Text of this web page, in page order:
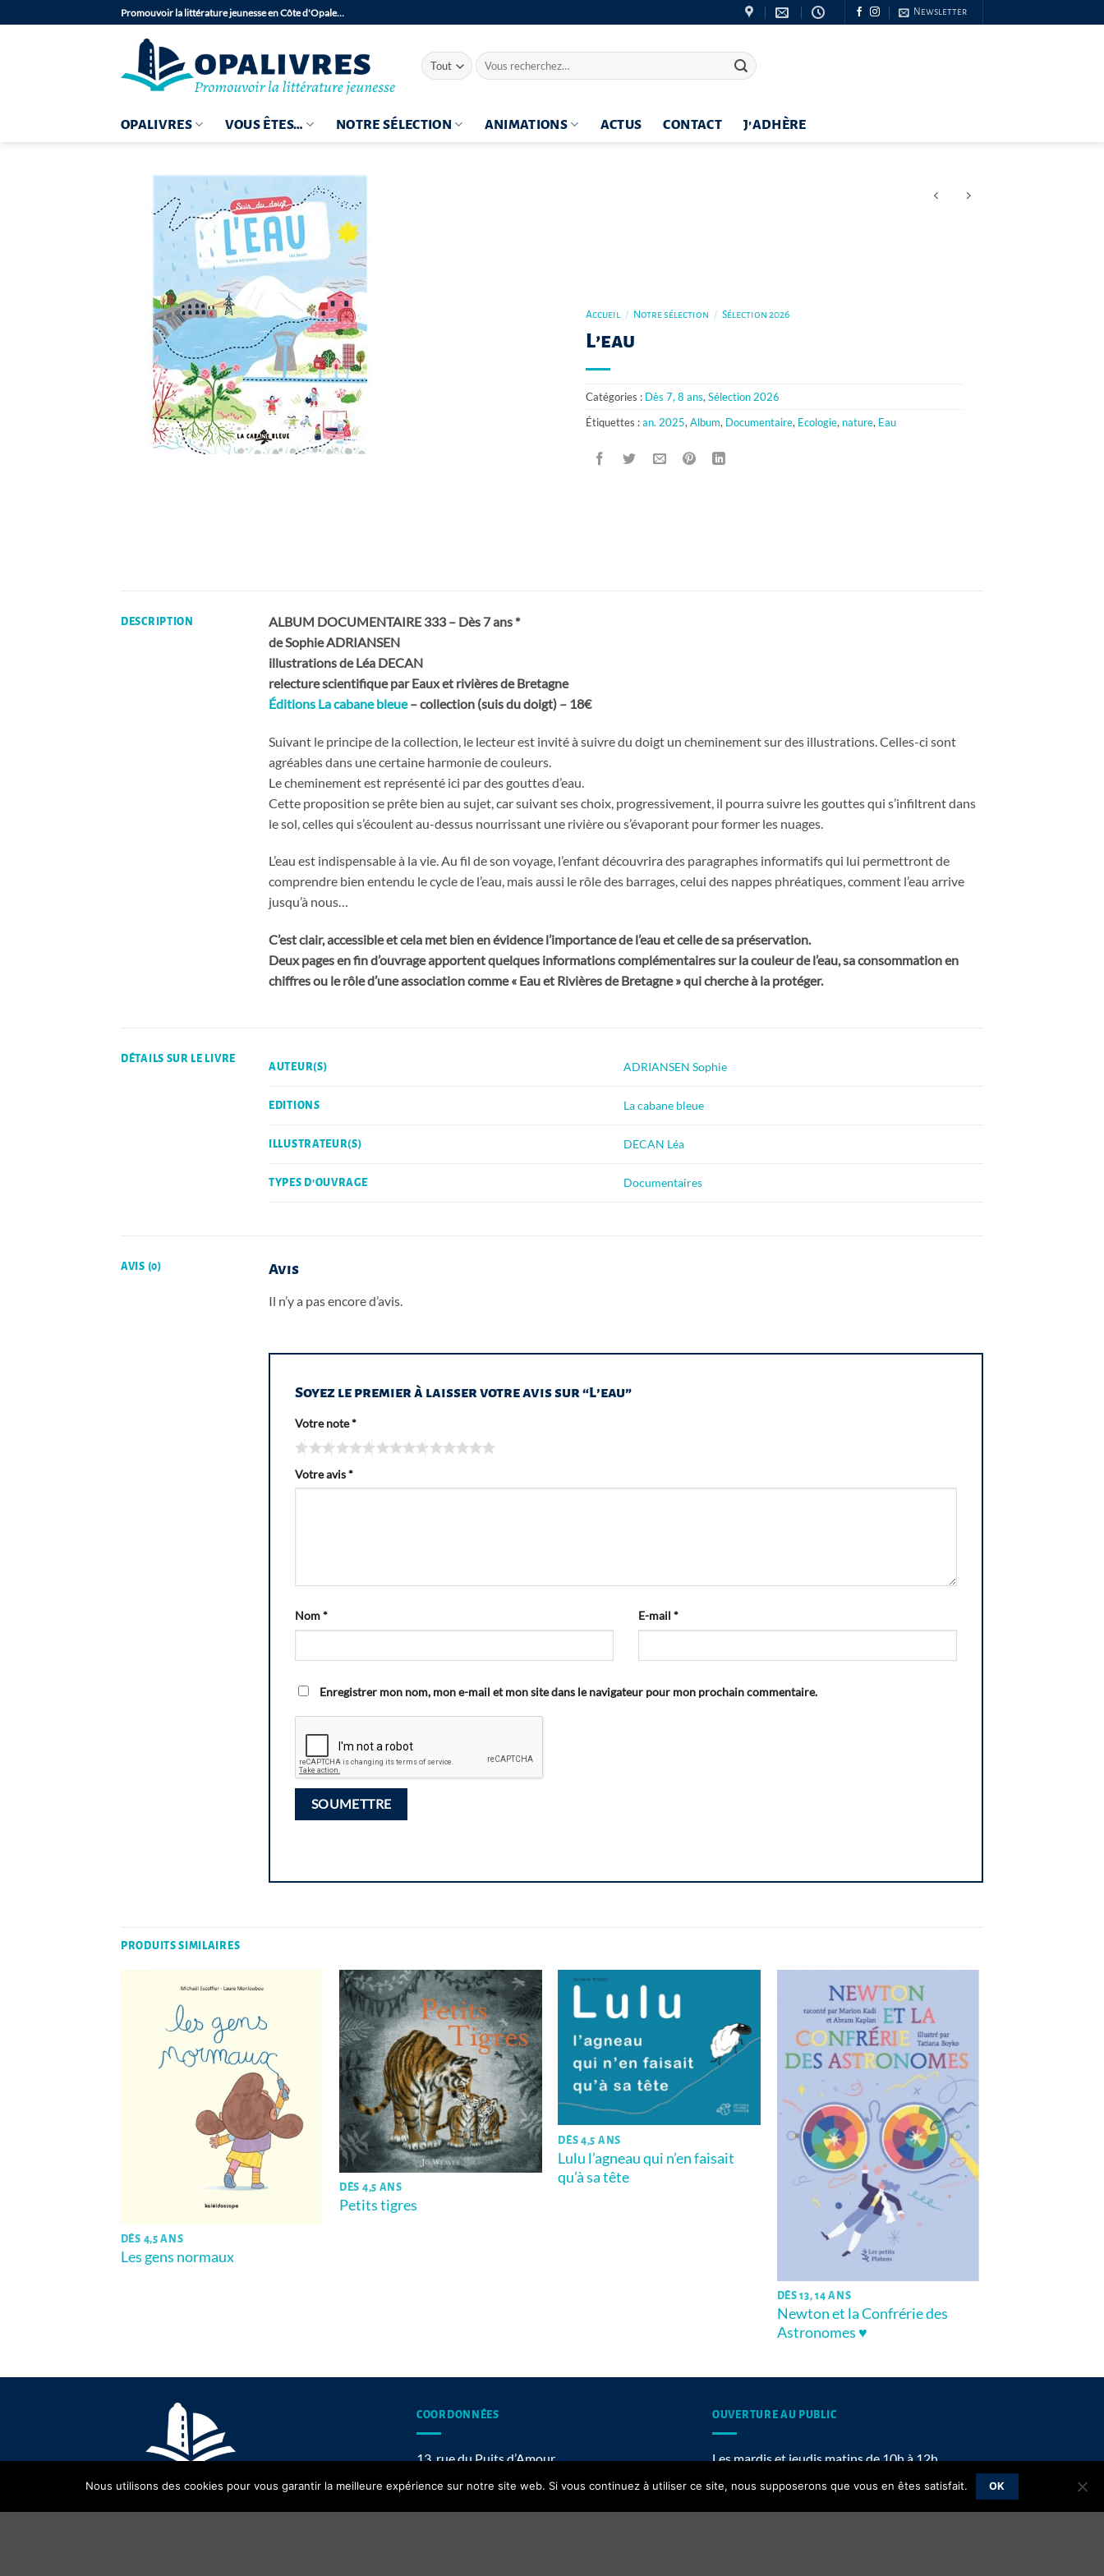
au
Promouvoir la littérature jeunesse en Côte d'Opale… Newsletter
Recherche
pour :
OPALIVRES VOUS ÊTES… NOTRE SÉLECTION ANIMATIONS ACTUS CONTACT J’ADHÈRE
Accueil / Notre sélection / Sélection 2026
L’eau
Catégories : Dès 7, 8 ans, Sélection 2026
Étiquettes :an. 2025, Album, Documentaire, Ecologie, nature, Eau
DESCRIPTION
ALBUM DOCUMENTAIRE 333 – Dès 7 ans *
de Sophie ADRIANSEN
illustrations de Léa DECAN
relecture scientifique par Eaux et rivières de Bretagne
Éditions La cabane bleue– collection (suis du doigt) – 18€
Suivant le principe de la collection, le lecteur est invité à suivre du doigt un cheminement sur des illustrations. Celles-ci sont
agréables dans une certaine harmonie de couleurs.
Le cheminement est représenté ici par des gouttes d’eau.
Cette proposition se prête bien au sujet, car suivant ses choix, progressivement, il pourra suivre les gouttes qui s’infiltrent dans
le sol, celles qui s’écoulent au-dessus nourrissant une rivière ou s’évaporant pour former les nuages.
L’eau est indispensable à la vie. Au fil de son voyage, l’enfant découvrira des paragraphes informatifs qui lui permettront de
comprendre bien entendu le cycle de l’eau, mais aussi le rôle des barrages, celui des nappes phréatiques, comment l’eau arrive
jusqu’à nous…
C’est clair, accessible et cela met bien en évidence l’importance de l’eau et celle de sa préservation.
Deux pages en fin d’ouvrage apportent quelques informations complémentaires sur la couleur de l’eau, sa consommation en
chiffres ou le rôle d’une association comme « Eau et Rivières de Bretagne » qui cherche à la protéger.
DÉTAILS SUR LE LIVRE
AUTEUR(S) ADRIANSEN Sophie
EDITIONS La cabane bleue
ILLUSTRATEUR(S) DECAN Léa
TYPES D'OUVRAGE Documentaires
AVIS (0) Avis
Il n’y a pas encore d’avis.
Soyez le premier à laisser votre avis sur “L’eau”
Votre note*
Votre avis*
Nom* E-mail *
Enregistrer mon nom, mon e-mail et mon site dans le navigateur pour mon prochain commentaire.
PRODUITS SIMILAIRES
DÈS 4,5 ANS
Les gens normaux
DÈS 4,5 ANS
Petits tigres
DÈS 4,5 ANS
Lulu l’agneau qui n’en faisait
qu’à sa tête
DÈS 13, 14 ANS
Newton et la Confrérie des
Astronomes ♥
COORDONNÉES
13, rue du Puits d’Amour,
62200 Boulogne-sur-Mer
Contact email
OUVERTURE AU PUBLIC
Les mardis et jeudis matins de 10h à 12h
Nous utilisons des cookies pour vous garantir la meilleure expérience sur notre site web. Si vous continuez à utiliser ce site, nous supposerons que vous en êtes satisfait. OK